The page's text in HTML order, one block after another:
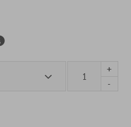
+
-